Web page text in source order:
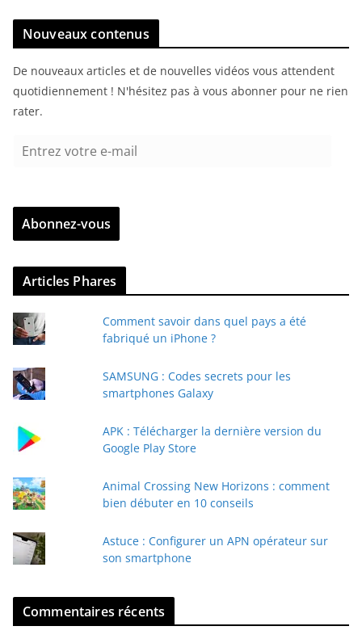
Nouveaux contenus
De nouveaux articles et de nouvelles vidéos vous attendent
quotidiennement ! N'hésitez pas à vous abonner pour ne rien
rater.
r
z
v
r
e
e
a
Abonnez-vous
Articles Phares
Comment savoir dans quel pays a été
fabriqué un iPhone ?
SAMSUNG : Codes secrets pour les
smartphones Galaxy
APK : Télécharger la dernière version du
Google Play Store
Animal Crossing New Horizons : comment
bien débuter en 10 conseils
Astuce : Configurer un APN opérateur sur
son smartphone
Commentaires récents